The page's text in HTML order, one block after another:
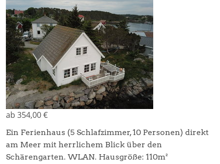
ab 354,00 €
Ein Ferienhaus (5 Schlafzimmer, 10 Personen) direkt
am Meer mit herrlichem Blick über den
Schärengarten. WLAN. Hausgröße: 110m²